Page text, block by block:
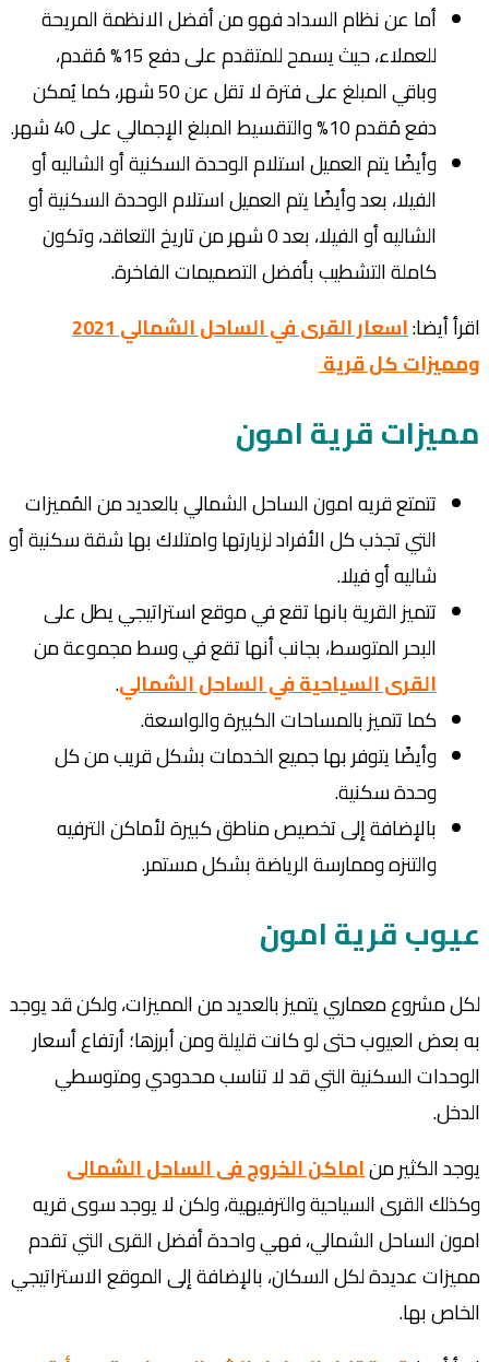
أما عن نظام السداد فهو من أفضل الانظمة المريحة
للعملاء، حيث يسمح للمتقدم على دفع 15% مُقدم،
وباقي المبلغ على فترة لا تقل عن 50 شهر، كما يُمكن
دفع مُقدم 10% والتقسيط المبلغ الإجمالي على 40 شهر.
وأيضًا يتم العميل استلام الوحدة السكنية أو الشاليه أو
الفيلا، بعد وأيضًا يتم العميل استلام الوحدة السكنية أو
الشاليه أو الفيلا، بعد 0 شهر من تاريخ التعاقد، وتكون
كاملة التشطيب بأفضل التصميمات الفاخرة.
اقرأ أيضا:
اسعار القرى في الساحل الشمالي 2021
ومميزات كل قرية
مميزات قرية امون
تتمتع قريه امون الساحل الشمالي بالعديد من المُميزات
التي تجذب كل الأفراد لزيارتها وامتلاك بها شقة سكنية أو
شاليه أو فيلا.
تتميز القرية بانها تقع في موقع استراتيجي يطل على
البحر المتوسط، بجانب أنها تقع في وسط مجموعة من
القرى السياحية في الساحل الشمالي.
كما تتميز بالمساحات الكبيرة والواسعة.
وأيضًا يتوفر بها جميع الخدمات بشكل قريب من كل
وحدة سكنية.
بالإضافة إلى تخصيص مناطق كبيرة لأماكن الترفيه
والتنزه وممارسة الرياضة بشكل مستمر.
عيوب قرية امون
لكل مشروع معماري يتميز بالعديد من المميزات، ولكن قد يوجد
به بعض العيوب حتى لو كانت قليلة ومن أبرزها؛ أرتفاع أسعار
الوحدات السكنية التي قد لا تناسب محدودي ومتوسطي
الدخل.
يوجد الكثير مناماكن الخروج فى الساحل الشمالى
وكذلكالقرى السياحيةوالترفيهية، ولكن لا يوجد سوى قريه
امون الساحل الشمالي، فهي واحدة أفضل القرى التي تقدم
مميزات عديدة لكل السكان، بالإضافة إلى الموقع الاستراتيجي
الخاص بها.